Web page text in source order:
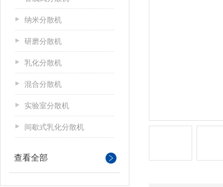
纳米分散机
研磨分散机
乳化分散机
混合分散机
实验室分散机
间歇式乳化分散机
查看全部